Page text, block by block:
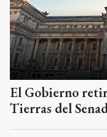
El Gobierno
Tierras del